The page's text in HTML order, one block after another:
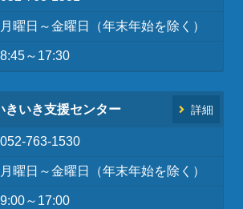
月曜日～金曜日（年末年始を除く）
8:45～17:30
きいき支援センター 詳細
052-763-1530
月曜日～金曜日（年末年始を除く）
9:00～17:00